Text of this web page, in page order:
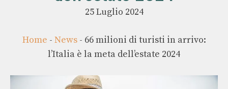
25 Luglio 2024
Home - News- 66 milioni di turisti in arrivo:
l’Italia è la meta dell’estate 2024